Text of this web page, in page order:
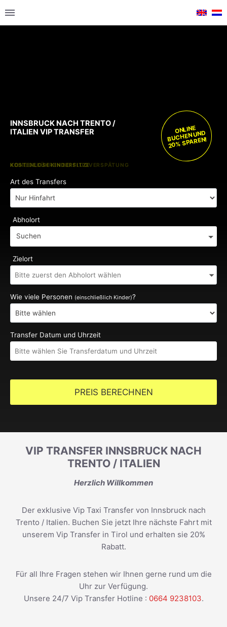
KOSTENLOSE KINDERSITZE
KEINE GEBÜHREN BEI FLUGVERSPÄTUNG
ONLINE
BUCHEN UND
20% SPAREN!
Art des Transfers
Abholort
Suchen
Zielort
Wie viele Personen (einschließlich Kinder)?
Transfer Datum und Uhrzeit
PREIS BERECHNEN
INNSBRUCK NACH TRENTO /
ITALIEN VIP TRANSFER
VIP TRANSFER INNSBRUCK NACH
TRENTO / ITALIEN
Herzlich Willkommen
Der exklusive Vip Taxi Transfer von Innsbruck nach
Trento / Italien. Buchen Sie jetzt Ihre nächste Fahrt mit
unserem Vip Transfer in Tirol und erhalten sie 20%
Rabatt.
Für all Ihre Fragen stehen wir Ihnen gerne rund um die
Uhr zur Verfügung.
Unsere 24/7 Vip Transfer Hotline : 0664 9238103.